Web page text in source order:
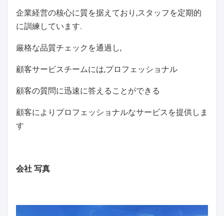
企業経営の核心に質を据えており,スタッフを定期的
に訓練しています.
厳格な品質チェックを通過し,
顧客サービスチームには,プロフェッショナル
顧客の質問に迅速に答えることができる
顧客によりプロフェッショナルなサービスを提供しま
す
会社 写真